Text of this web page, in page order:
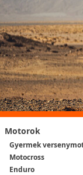
Motorok
Gyermek
Motocross
Enduro